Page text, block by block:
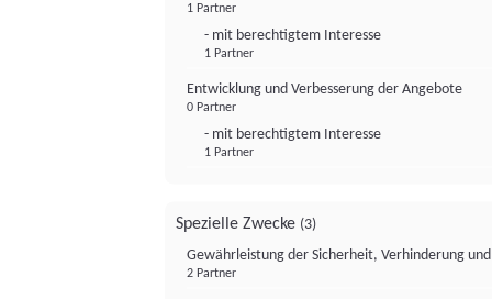
1 Partner
- mit berechtigtem Interesse
1 Partner
Entwicklung und Verbesserung der Angebote
0 Partner
- mit berechtigtem Interesse
1 Partner
Spezielle Zwecke (3)
Gewährleistung der Sicherheit, Verhinderung
2 Partner